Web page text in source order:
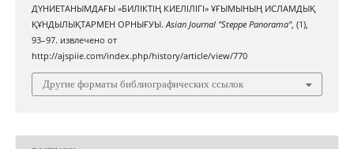
ДҮНИЕТАНЫМДАҒЫ «БИЛІКТІҢ КИЕЛІЛІГІ» ҰҒЫМЫНЫҢ ИСЛАМДЫҚ
ҚҰНДЫЛЫҚТАРМЕН ОРНЫҒУЫ.Asian Journal "Steppe Panorama", (1),
93–97. извлечено от
http://ajspiie.com/index.php/history/article/view/770
Другие форматы библиографических ссылок